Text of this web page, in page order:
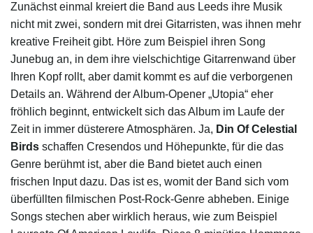
Zunächst einmal kreiert die Band aus Leeds ihre Musik
nicht mit zwei, sondern mit drei Gitarristen, was ihnen mehr
kreative Freiheit gibt. Höre zum Beispiel ihren Song
Junebug an, in dem ihre vielschichtige Gitarrenwand über
Ihren Kopf rollt, aber damit kommt es auf die verborgenen
Details an. Während der Album-Opener „Utopia“ eher
fröhlich beginnt, entwickelt sich das Album im Laufe der
Zeit in immer düsterere Atmosphären. Ja, Din Of Celestial
Birds schaffen Cresendos und Höhepunkte, für die das
Genre berühmt ist, aber die Band bietet auch einen
frischen Input dazu. Das ist es, womit der Band sich vom
überfüllten filmischen Post-Rock-Genre abheben. Einige
Songs stechen aber wirklich heraus, wie zum Beispiel